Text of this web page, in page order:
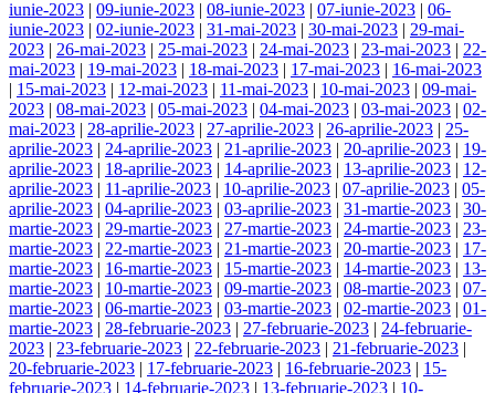
iunie-2023 | 09-iunie-2023 | 08-iunie-2023 | 07-iunie-2023 | 06-
iunie-2023 | 02-iunie-2023 | 31-mai-2023 | 30-mai-2023 | 29-mai-
2023 | 26-mai-2023 | 25-mai-2023 | 24-mai-2023 | 23-mai-2023 | 22-
mai-2023 | 19-mai-2023 | 18-mai-2023 | 17-mai-2023 | 16-mai-2023
| 15-mai-2023 | 12-mai-2023 | 11-mai-2023 | 10-mai-2023 | 09-mai-
2023 | 08-mai-2023 | 05-mai-2023 | 04-mai-2023 | 03-mai-2023 | 02-
mai-2023 | 28-aprilie-2023 | 27-aprilie-2023 | 26-aprilie-2023 | 25-
aprilie-2023 | 24-aprilie-2023 | 21-aprilie-2023 | 20-aprilie-2023 | 19-
aprilie-2023 | 18-aprilie-2023 | 14-aprilie-2023 | 13-aprilie-2023 | 12-
aprilie-2023 | 11-aprilie-2023 | 10-aprilie-2023 | 07-aprilie-2023 | 05-
aprilie-2023 | 04-aprilie-2023 | 03-aprilie-2023 | 31-martie-2023 | 30-
martie-2023 | 29-martie-2023 | 27-martie-2023 | 24-martie-2023 | 23-
martie-2023 | 22-martie-2023 | 21-martie-2023 | 20-martie-2023 | 17-
martie-2023 | 16-martie-2023 | 15-martie-2023 | 14-martie-2023 | 13-
martie-2023 | 10-martie-2023 | 09-martie-2023 | 08-martie-2023 | 07-
martie-2023 | 06-martie-2023 | 03-martie-2023 | 02-martie-2023 | 01-
martie-2023 | 28-februarie-2023 | 27-februarie-2023 | 24-februarie-
2023 | 23-februarie-2023 | 22-februarie-2023 | 21-februarie-2023 |
20-februarie-2023 | 17-februarie-2023 | 16-februarie-2023 | 15-
februarie-2023 | 14-februarie-2023 | 13-februarie-2023 | 10-